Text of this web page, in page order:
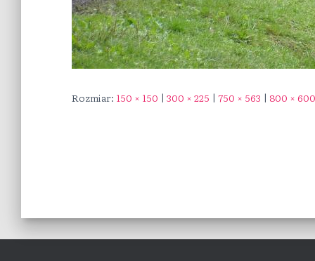
Rozmiar: 150 × 150 | 300 × 225 | 750 × 563 | 800 × 600